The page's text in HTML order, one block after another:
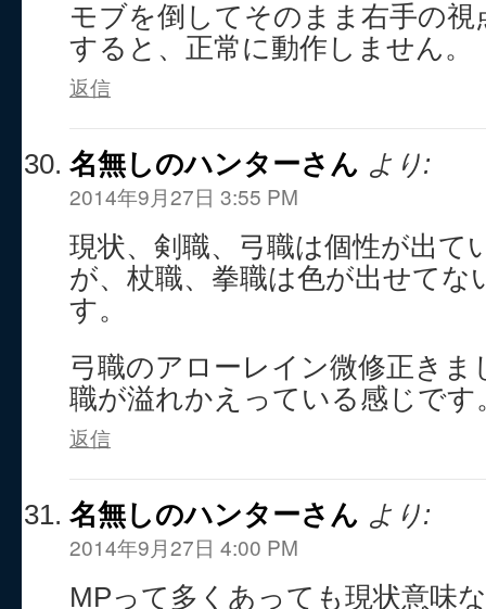
モブを倒してそのまま右手の視
すると、正常に動作しません。
返信
名無しのハンターさん より:
2014年9月27日 3:55 PM
現状、剣職、弓職は個性が出て
が、杖職、拳職は色が出せてな
す。
弓職のアローレイン微修正き
職が溢れかえっている感じです
返信
名無しのハンターさん より:
2014年9月27日 4:00 PM
MPって多くあっても現状意味